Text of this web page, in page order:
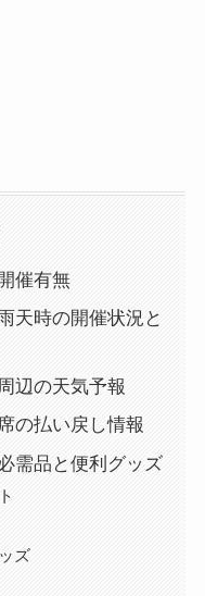
催有無
天時の開催状況と
辺の天気予報
の払い戻し情報
需品と便利グッズ
ズ